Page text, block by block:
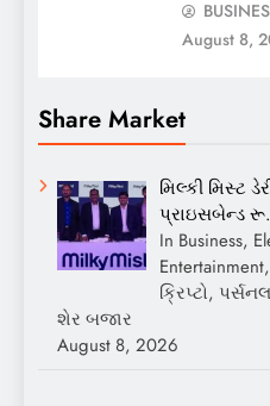
August 8,
Share Market
મિલ્કી મિસ્ટ
પ્રાઇસબેન્ડ રૂ.
In Business,
ક્રિપ્ટો,
શેર બજાર
August 8, 2026